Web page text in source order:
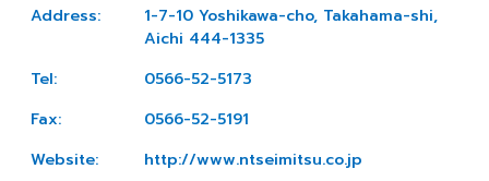
Address:
1-7-10 Yoshikawa-cho, Takahama-shi,
Aichi 444-1335
Tel:
0566-52-5173
Fax:
0566-52-5191
Website:
http://www.ntseimitsu.co.jp